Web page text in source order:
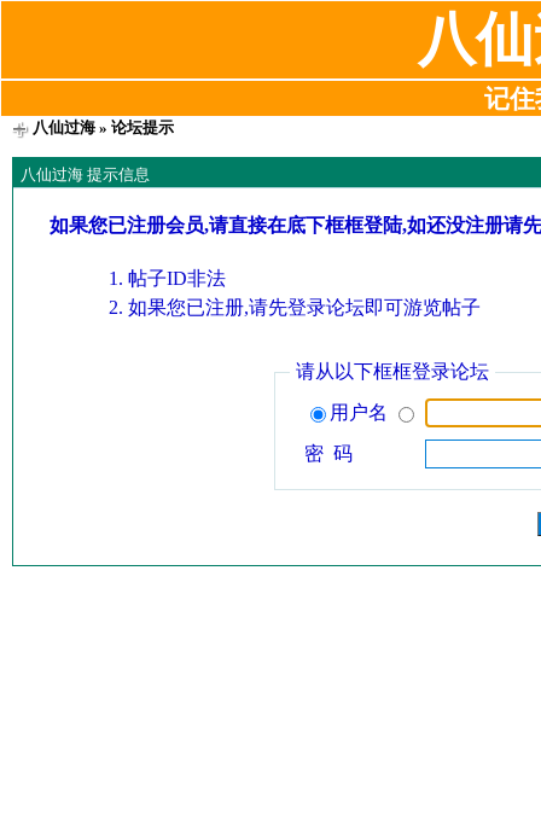
八
记住
八仙过海» 论坛提示
八仙过海 提示信息
如果您已注册会员,请直接在底下框框登陆,如还没注册请
帖子ID非法
如果您已注册,请先登录论坛即可游览帖子
请从以下框框登录论坛
用户名
密 码